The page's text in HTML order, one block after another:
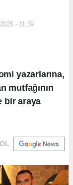
- 11:39
yazarlarına,
mutfağının
bir araya